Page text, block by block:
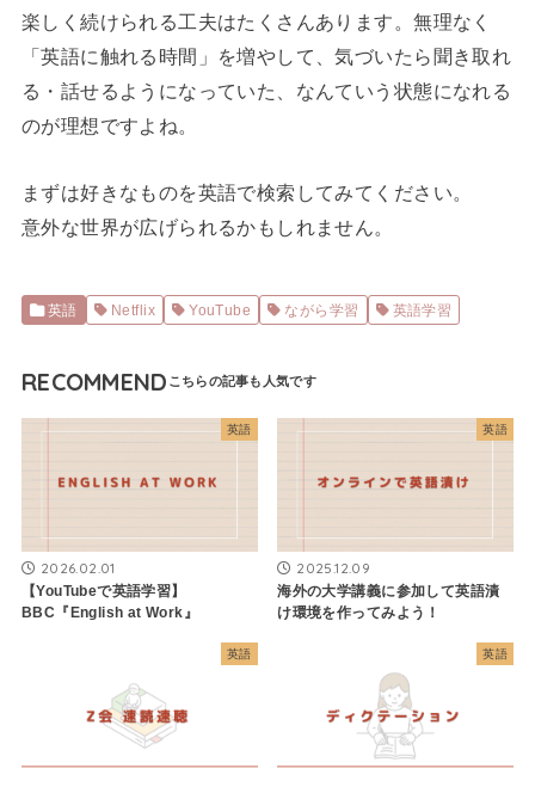
楽しく続けられる工夫はたくさんあります。無理なく
「英語に触れる時間」を増やして、気づいたら聞き取れ
る・話せるようになっていた、なんていう状態になれる
のが理想ですよね。
まずは好きなものを英語で検索してみてください。
意外な世界が広げられるかもしれません。
英語 Netflix YouTube ながら学習 英語学習
RECOMMEND
英語
2026.02.01
【YouTubeで英語学習】
BBC『English at Work』
英語
2025.12.09
海外の大学講義に参加して英語漬
け環境を作ってみよう！
英語 英語